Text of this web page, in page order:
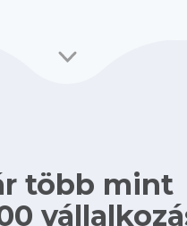
több mint